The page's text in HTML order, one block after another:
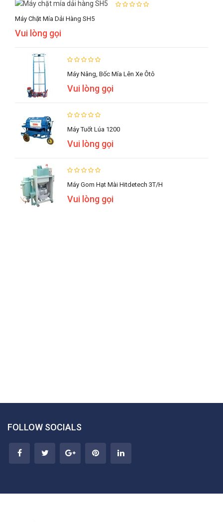
Máy Chặt Mía Dải Hàng SH5
Vui lòng gọi
Máy Nâng, Bốc Mía Lên Xe Ôtô
Vui lòng gọi
Máy Tuốt Lúa 1200
Vui lòng gọi
Máy Gom Hạt Mài Hitdetech 3T/h
Vui lòng gọi
FOLLOW SOCIALS